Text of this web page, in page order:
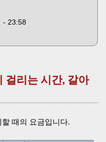
- 23:58
걸리는 시간, 갈아
때의 요금입니다.